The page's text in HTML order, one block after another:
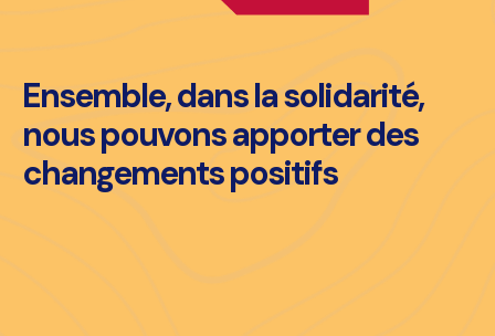
Ensemble, dans la solidarité,
nous pouvons apporter des
changements positifs